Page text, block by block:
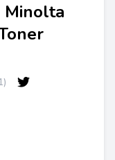
Minolta